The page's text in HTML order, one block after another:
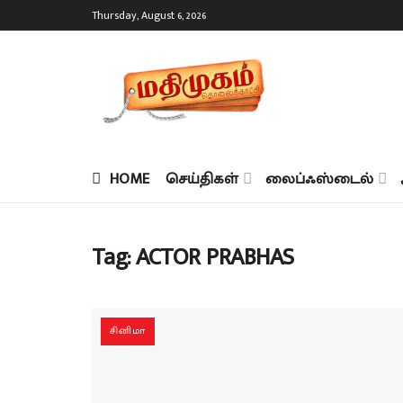
Thursday, August 6, 2026
HOME செய்திகள் லைப்ஃஸ்டைல்
Tag:ACTOR PRABHAS
சினிமா